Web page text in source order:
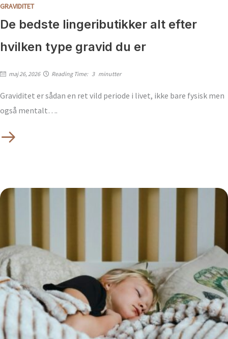
GRAVIDITET
De bedste lingeributikker alt efter
hvilken type gravid du er
maj 26, 2026 Reading Time: 3 minutter
Graviditet er sådan en ret vild periode i livet, ikke bare fysisk men
også mentalt….